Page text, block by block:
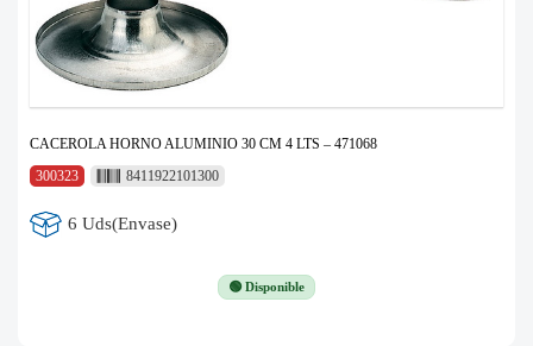
CACEROLA HORNO ALUMINIO 30 CM 4 LTS – 471068
300323
8411922101300
6 Uds(Envase)
🟢 Disponible